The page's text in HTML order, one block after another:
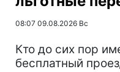
08:07 09.08.2026 Вс
Кто до сих пор
бесплатный